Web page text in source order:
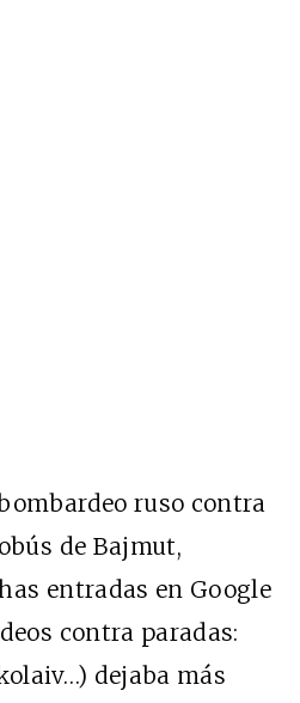
ruso contra
de Bajmut,
entradas en Google
contra paradas:
dejaba más